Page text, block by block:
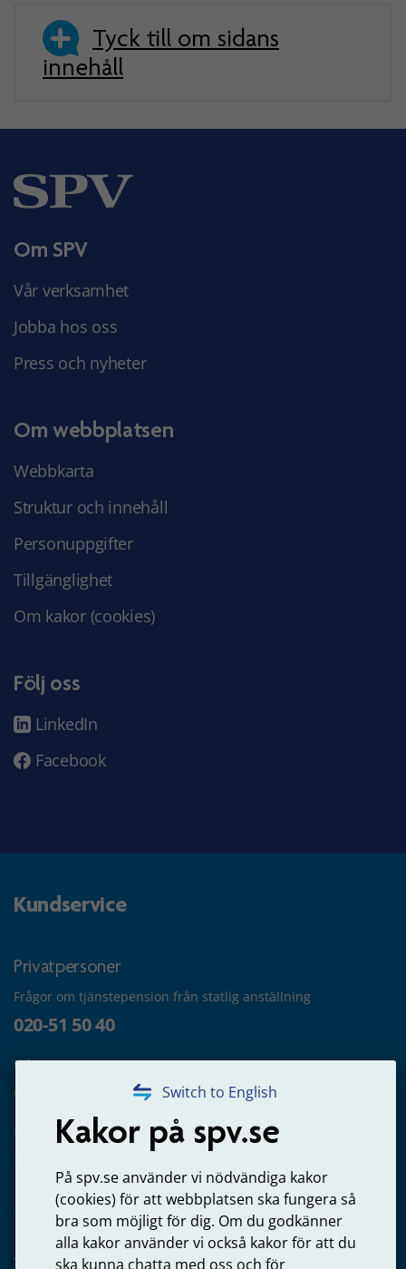
Switch to English
Kakor på spv.se
På spv.se använder vi nödvändiga kakor
(cookies) för att webbplatsen ska fungera så
bra som möjligt för dig. Om du godkänner
alla kakor använder vi också kakor för att du
ska kunna chatta med oss och för
Tyck till om sidans
innehåll
Om SPV
Vår verksamhet
Jobba hos oss
Press och nyheter
Om webbplatsen
Webbkarta
Struktur och innehåll
Personuppgifter
Tillgänglighet
Om kakor (cookies)
Följ oss
LinkedIn
Facebook
Kundservice
Privatpersoner
Frågor om tjänstepension från statlig anställning
020-51 50 40
Frågor om utbetalning
020-65 00 65
Kontakta oss
Arbetsgivare